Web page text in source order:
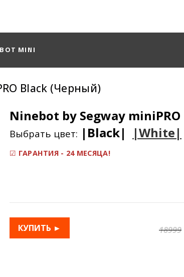
MINI
Black (Черный)
Ninebot by Segway miniPRO
Выбрать цвет: |Black| |White|
☑ ГАРАНТИЯ - 24 МЕСЯЦА!
КУПИТЬ ► 18999